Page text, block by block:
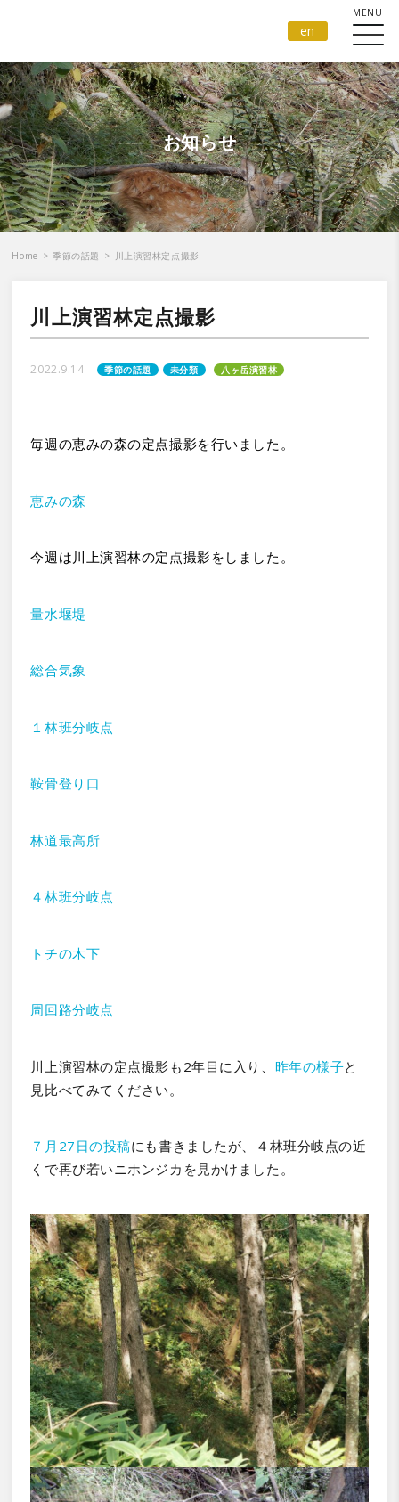
en
お知らせ
Home > 季節の話題 > 川上演習林定点撮影
川上演習林定点撮影
2022.9.14 季節の話題 未分類 八ヶ岳演習林
毎週の恵みの森の定点撮影を行いました。
恵みの森
今週は川上演習林の定点撮影をしました。
量水堰堤
総合気象
１林班分岐点
鞍骨登り口
林道最高所
４林班分岐点
トチの木下
周回路分岐点
川上演習林の定点撮影も2年目に入り、 昨年の様子と
見比べてみてください。
７月27日の投稿にも書きましたが、４林班分岐点の近
くで再び若いニホンジカを見かけました。